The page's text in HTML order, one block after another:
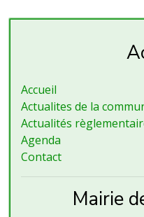
Accueil
Actualites de la
Actualités
Agenda
Contact
Mairie